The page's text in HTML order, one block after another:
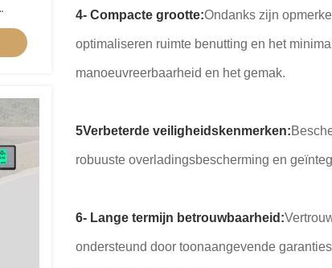
4- Compacte grootte:Ondanks zijn
optimaliseren ruimte benutting en het
manoeuvreerbaarheid en het gemak.
5Verbeterde veiligheidskenmerken:
robuuste overladingsbescherming en
6- Lange termijn betrouwbaarheid:
ondersteund door toonaangevende